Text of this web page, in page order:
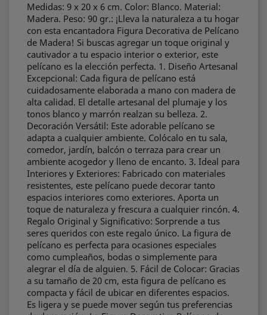
Medidas: 9 x 20 x 6 cm. Color: Blanco. Material:
Madera. Peso: 90 gr.: ¡Lleva la naturaleza a tu hogar
con esta encantadora Figura Decorativa de Pelícano
de Madera! Si buscas agregar un toque original y
cautivador a tu espacio interior o exterior, este
pelícano es la elección perfecta. 1. Diseño Artesanal
Excepcional: Cada figura de pelícano está
cuidadosamente elaborada a mano con madera de
alta calidad. El detalle artesanal del plumaje y los
tonos blanco y marrón realzan su belleza. 2.
Decoración Versátil: Este adorable pelícano se
adapta a cualquier ambiente. Colócalo en tu sala,
comedor, jardín, balcón o terraza para crear un
ambiente acogedor y lleno de encanto. 3. Ideal para
Interiores y Exteriores: Fabricado con materiales
resistentes, este pelícano puede decorar tanto
espacios interiores como exteriores. Aporta un
toque de naturaleza y frescura a cualquier rincón. 4.
Regalo Original y Significativo: Sorprende a tus
seres queridos con este regalo único. La figura de
pelícano es perfecta para ocasiones especiales
como cumpleaños, bodas o simplemente para
alegrar el día de alguien. 5. Fácil de Colocar: Gracias
a su tamaño de 20 cm, esta figura de pelícano es
compacta y fácil de ubicar en diferentes espacios.
Es ligera y se puede mover según tus preferencias